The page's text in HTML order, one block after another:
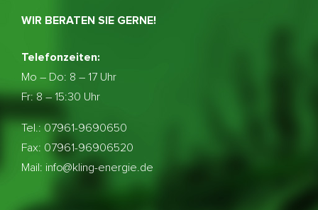
WIR BERATEN SIE GERNE!
Telefonzeiten:
Mo – Do: 8 – 17 Uhr
Fr: 8 – 15:30 Uhr
Tel.: 07961-9690650
Fax: 07961-96906520
Mail: info@kling-energie.de